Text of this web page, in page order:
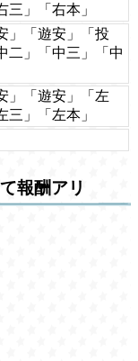
三」「右本」
」「遊安」「投
二」「中三」「中
」「遊安」「左
三」「左本」
報酬アリ